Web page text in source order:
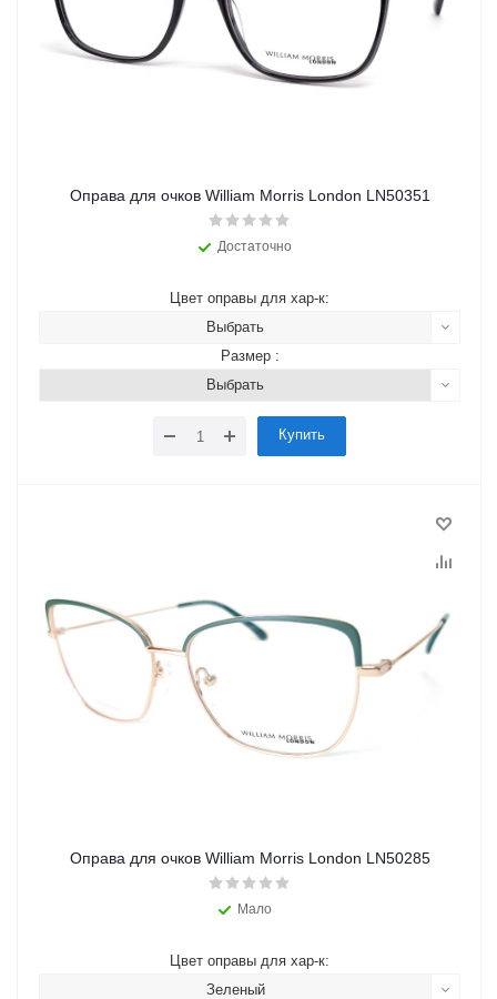
Оправа для очков William Morris London LN50351
Достаточно
Цвет оправы для хар-к:
Выбрать
Размер :
Выбрать
Купить
Оправа для очков William Morris London LN50285
Мало
Цвет оправы для хар-к:
Зеленый